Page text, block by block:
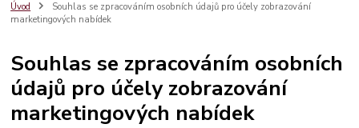
Úvod
Souhlas se zpracováním osobních údajů pro účely zobrazování
marketingových nabídek
Souhlas se zpracováním osobních
údajů pro účely zobrazování
marketingových nabídek